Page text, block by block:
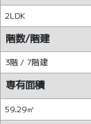
2LDK
階数/階建
3階 / 7階建
専有面積
59.29㎡